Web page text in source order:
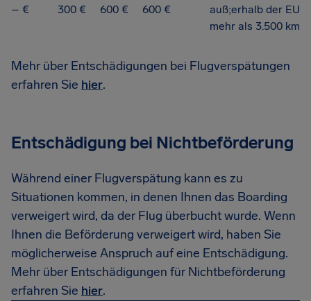
– € 300 € 600 € 600 €
auß;erhalb der EU
mehr als 3.500 km
Mehr über Entschädigungen bei Flugverspätungen
erfahren Sie hier.
Entschädigung bei Nichtbeförderung
Während einer Flugverspätung kann es zu
Situationen kommen, in denen Ihnen das Boarding
verweigert wird, da der Flug überbucht wurde. Wenn
Ihnen die Beförderung verweigert wird, haben Sie
möglicherweise Anspruch auf eine Entschädigung.
Mehr über Entschädigungen für Nichtbeförderung
erfahren Sie hier.